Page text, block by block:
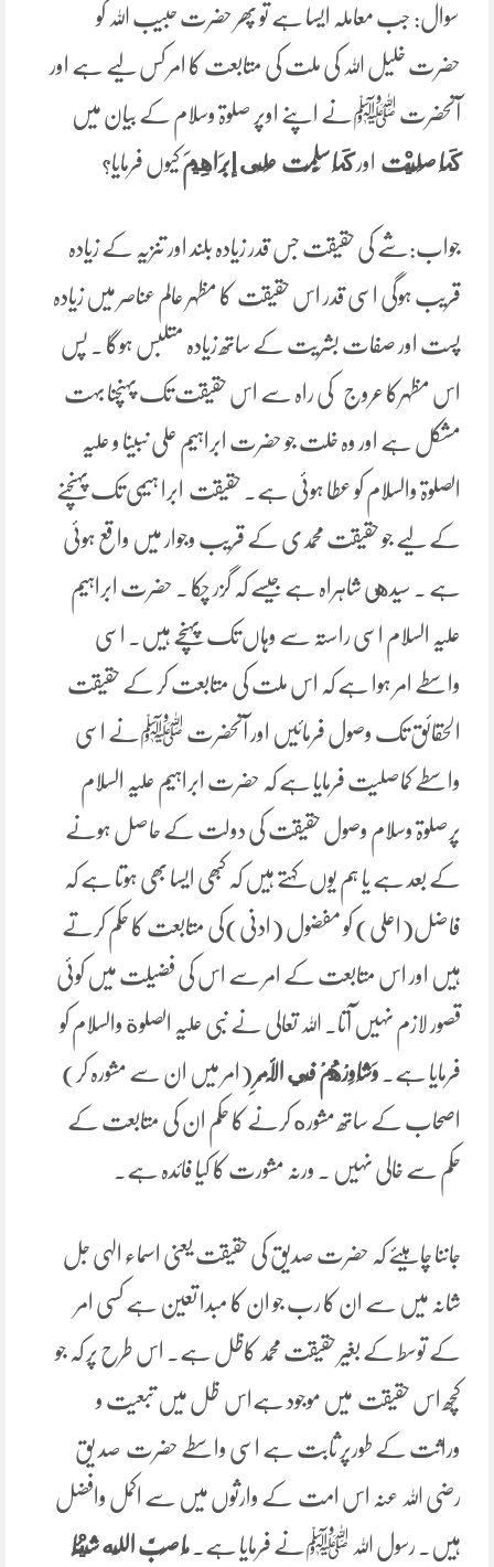
سوال: جب معاملہ ایسا ہے تو پھر حضرت حبیب اللہ کو
حضرت خلیل اللہ کی ملت کی متابعت کا امر کس لیے ہے اور
آنحضرت ﷺنے اپنے اوپر صلوۃ وسلام کے بیان میں
كَمَا ‌صَلَّيْت ‌ اوركَمَا سَلَّمْت عَلَى إبْرَاهِيمَ کیوں فرمایا؟
جواب:شے کی حقیقت جس قدر زیادہ بلند اور تنزیہ کے زیادہ
قریب ہوگی اسی قدر اس حقیقت کا مظہر عالم عناصر میں زیادہ
پست اور صفات بشریت کے ساتھ زیادہ متلبس ہوگا ۔ پس
اس مظہرکا عروج کی راہ سے اس حقیقت تک پہنچنا بہت
مشکل ہے اور وہ خلت جو حضرت ابراہیم علی نبینا و علیہ
الصلوۃ والسلام کو عطا ہوئی ہے۔ حقیقت ابرا ہیمی تک پہنچنے
کے لیے جو حقیقت محمدی کے قریب وجوار میں واقع ہوئی
ہے ۔ سیدهی شاہراہ ہے جیسے کہ گزر چکا ۔ حضرت ابراہیم
علیہ السلام اسی راستہ سے وہاں تک پہنچے ہیں۔ اسی
واسطے امر ہوا ہے کہ اس ملت کی متابعت کر کے حقیقت
الحقائق تک وصول فرمائیں اور آنحضرت ﷺنے اسی
واسطے کماصلیت فرمایا ہے کہ حضرت ابراہیم علیہ السلام
پرصلوۃ وسلام وصول حقیقت کی دولت کے حاصل ہونے
کے بعد ہے یا ہم یوں کہتے ہیں کہ کبھی ایسا بھی ہوتا ہے کہ
فاضل(اعلی) کو مفضول (ادنی)کی متابعت کا حکم کرتے
ہیں اور اس متابعت کے امر سے اس کی فضیلت میں کوئی
قصور لازم نہیں آتا۔ اللہ تعالی نے نبی علیہ الصلوة والسلام کو
فرمایا ہے۔ ‌وَشَاوِرْهُمْ فِي الْأَمْرِ (امر میں ان سے مشورہ کر)
اصحاب کے ساتھ مشوره کرنے کا حکم ان کی متابعت کے
حکم سے خالی نہیں ۔ ورنہ مشورت کا کیا فائدہ ہے۔
جاننا چاہیئے کہ حضرت صدیق کی حقیقت یعنی اسماء الہی جل
شانہ میں سے ان کا رب جو ان کا مبدا تعین ہے کسی امر
کے توسط کے بغیر حقیقت محمد کاظل ہے۔ اس طرح پر کہ جو
کچھ اس حقیقت میں موجود ہےاس ظل میں تبعیت و
وراثت کے طورپر ثابت ہے اسی واسطے حضرت صد یق
رضی اللہ عنہ اس امت کے وارثوں میں سے اکمل وافضل
ہیں۔ رسول اللہ ﷺنے فرمایا ہے۔ مَا ‌صَبَّ ‌اللَّه شَيْئًا